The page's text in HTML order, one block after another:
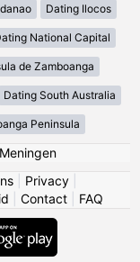
Dating Ilocos
National Capital
de Zamboanga
Dating South Australia
Peninsula
Meningen
Privacy
Contact FAQ